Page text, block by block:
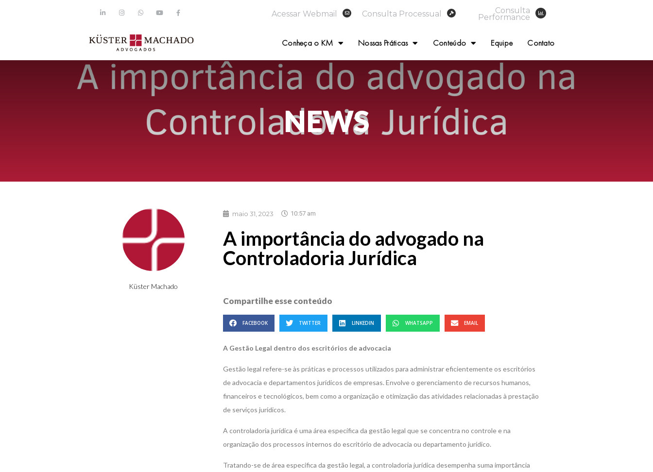
Acessar Webmail Consulta Processual Consulta
Performance
Conheça o KM Nossas Práticas Conteúdo Equipe Contato
NEWS
Küster Machado
maio 31, 2023 10:57 am
A importância do advogado na
Controladoria Jurídica
Compartilhe esse conteúdo
FACEBOOK TWITTER LINKEDIN WHATSAPP EMAIL
A Gestão Legal dentro dos escritórios de advocacia
Gestão legal refere-se às práticas e processos utilizados para administrar eficientemente os escritórios
de advocacia e departamentos jurídicos de empresas. Envolve o gerenciamento de recursos humanos,
financeiros e tecnológicos, bem como a organização e otimização das atividades relacionadas à prestação
de serviços jurídicos.
A controladoria jurídica é uma área específica da gestão legal que se concentra no controle e na
organização dos processos internos do escritório de advocacia ou departamento jurídico.
Tratando-se de área especifica da gestão legal, a controladoria jurídica desempenha suma importância